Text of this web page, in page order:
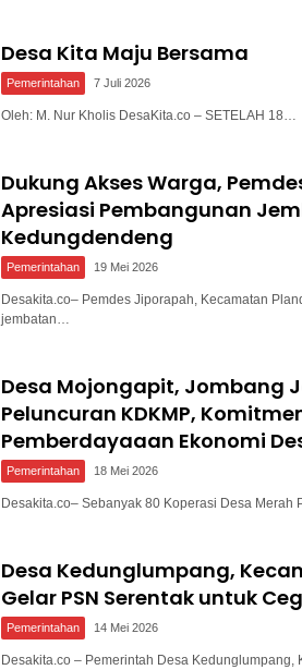
Desa Kita Maju Bersama
Pemerintahan 7 Juli 2026
Oleh: M. Nur Kholis DesaKita.co – SETELAH 18…
Dukung Akses Warga,
Apresiasi Pembangunan
Kedungdendeng
Pemerintahan 19 Mei 2026
Desakita.co– Pemdes Jiporapah, Kecamatan
jembatan…
Desa Mojongapit, Jombang
Peluncuran KDKMP,
Pemberdayaaan Ekonomi
Pemerintahan 18 Mei 2026
Desakita.co– Sebanyak 80 Koperasi Desa Merah
Desa Kedunglumpang,
Gelar PSN Serentak untuk
Pemerintahan 14 Mei 2026
Desakita.co – Pemerintah Desa Kedunglumpang,